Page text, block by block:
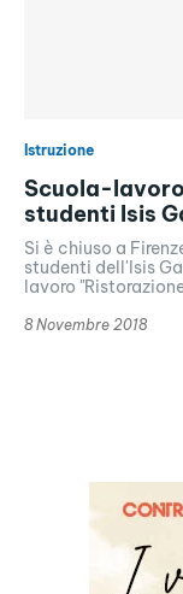
Istruzione
Scuola-
studenti Isis
Si è chiuso a
studenti dell'Isis
lavoro
8 Novembre 2018